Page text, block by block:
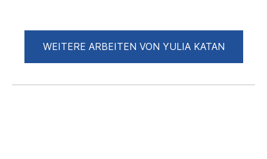
WEITERE ARBEITEN VON YULIA KATAN